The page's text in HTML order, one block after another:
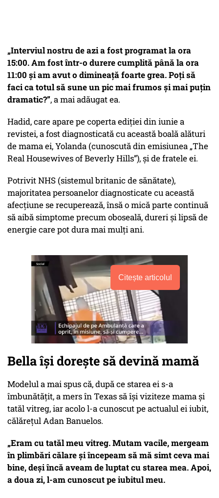
„Interviul nostru de azi a fost programat la ora
15:00. Am fost într-o durere cumplită până la ora
11:00 și am avut o dimineață foarte grea. Poți să
faci ca totul să sune un pic mai frumos și mai puțin
dramatic?”, a mai adăugat ea.
Hadid, care apare pe coperta ediției din iunie a
revistei, a fost diagnosticată cu această boală alături
de mama ei, Yolanda (cunoscută din emisiunea „The
Real Housewives of Beverly Hills”), și de fratele ei.
Potrivit NHS (sistemul britanic de sănătate),
majoritatea persoanelor diagnosticate cu această
afecțiune se recuperează, însă o mică parte continuă
să aibă simptome precum oboseală, dureri și lipsă de
energie care pot dura mai mulți ani.
Citește articolul
Bella își dorește să devină mamă
Modelul a mai spus că, după ce starea ei s-a
îmbunătățit, a mers în Texas să își viziteze mama și
tatăl vitreg, iar acolo l-a cunoscut pe actualul ei iubit,
călărețul Adan Banuelos.
„Eram cu tatăl meu vitreg. Mutam vacile, mergeam
în plimbări călare și începeam să mă simt ceva mai
bine, deși încă aveam de luptat cu starea mea. Apoi,
a doua zi, l-am cunoscut pe iubitul meu.